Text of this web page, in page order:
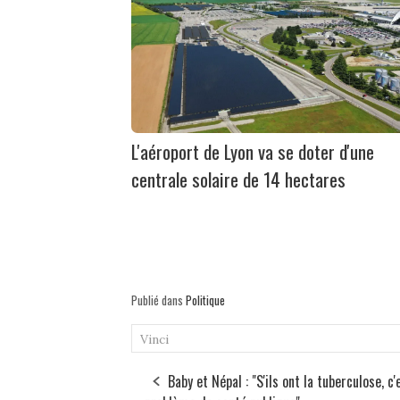
L'aéroport de Lyon va se doter d'une
centrale solaire de 14 hectares
Publié dans Politique
Vinci
Baby et Népal : "S'ils ont la tuberculose,